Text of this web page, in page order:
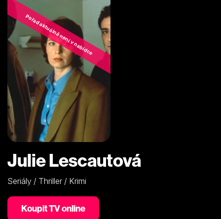
Pořad aktuálně není v nabídce
Julie Lescautová
Seriály / Thriller / Krimi
Koupit TV online